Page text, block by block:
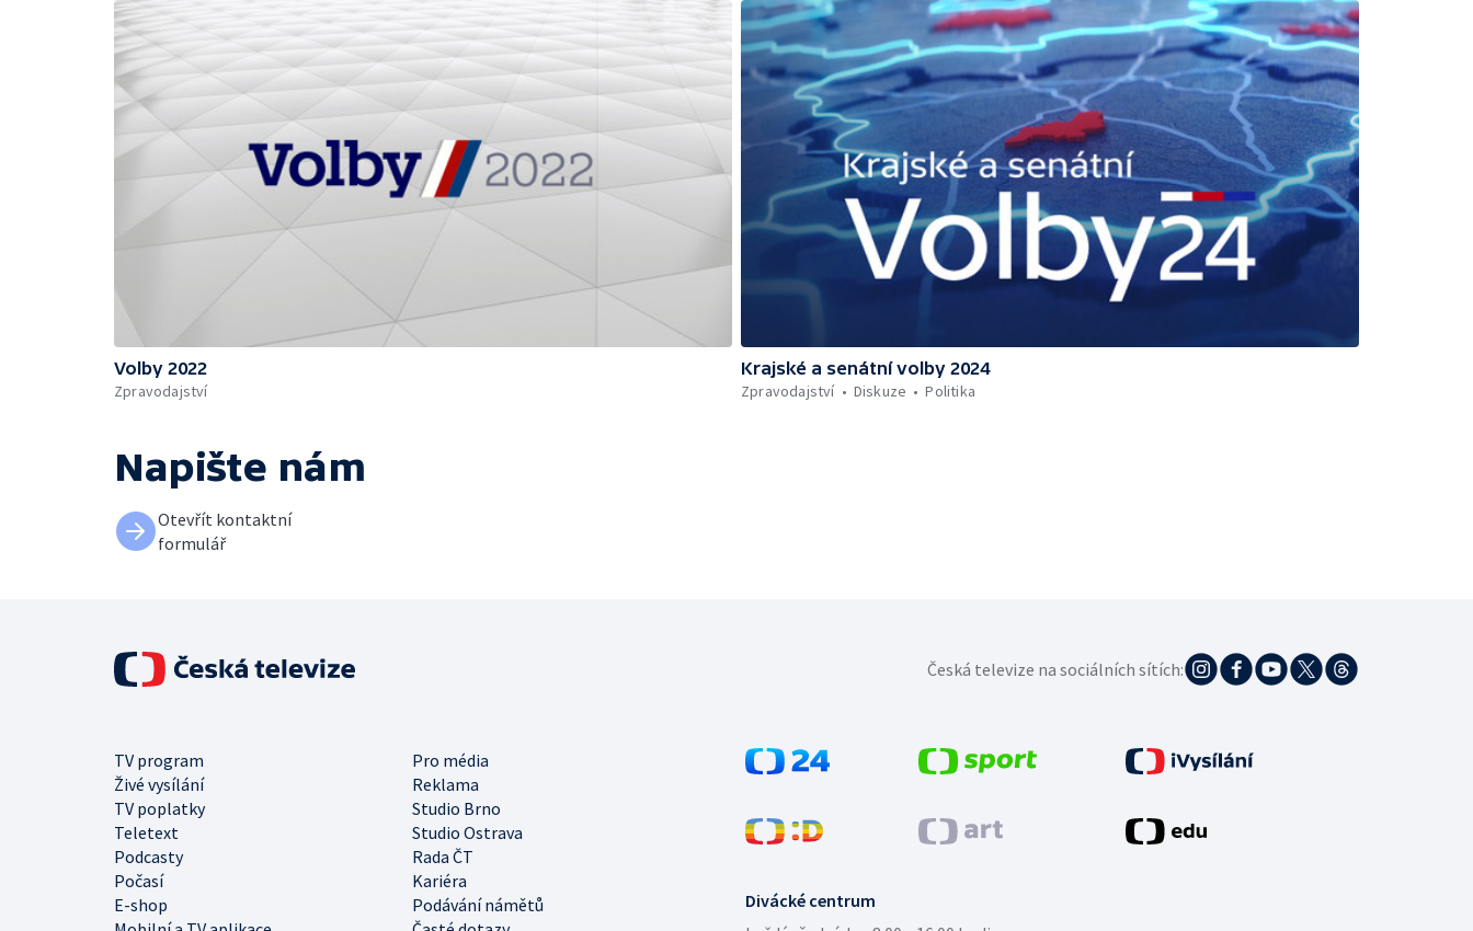
Volby 2022
Zpravodajství
Krajské a senátní volby 2024
Zpravodajství
Diskuze Politika
Napište nám
Otevřít kontaktní
formulář
Divácké centrum
TV program
Pro média
Živé vysílání
Reklama
TV poplatky
Studio Brno
Teletext
Studio Ostrava
Podcasty
Rada ČT
Počasí
Kariéra
E-shop
Podávání námětů
Česká televize na sociálních sítích: